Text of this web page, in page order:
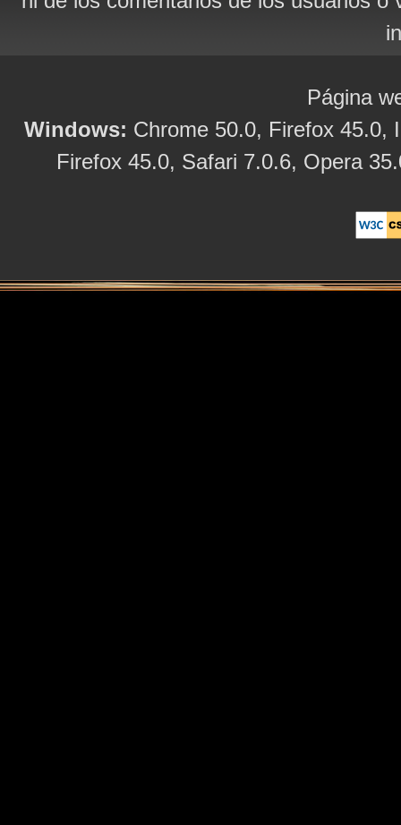
Página
Windows: Chrome 50.0, Firefox 45.0,
Firefox 45.0, Safari 7.0.6, Opera